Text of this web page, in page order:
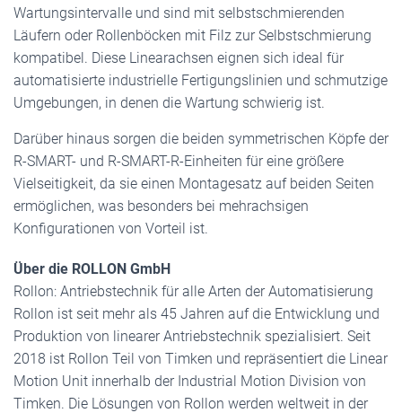
Wartungsintervalle und sind mit selbstschmierenden
Läufern oder Rollenböcken mit Filz zur Selbstschmierung
kompatibel. Diese Linearachsen eignen sich ideal für
automatisierte industrielle Fertigungslinien und schmutzige
Umgebungen, in denen die Wartung schwierig ist.
Darüber hinaus sorgen die beiden symmetrischen Köpfe der
R-SMART- und R-SMART-R-Einheiten für eine größere
Vielseitigkeit, da sie einen Montagesatz auf beiden Seiten
ermöglichen, was besonders bei mehrachsigen
Konfigurationen von Vorteil ist.
Über die ROLLON GmbH
Rollon: Antriebstechnik für alle Arten der Automatisierung
Rollon ist seit mehr als 45 Jahren auf die Entwicklung und
Produktion von linearer Antriebstechnik spezialisiert. Seit
2018 ist Rollon Teil von Timken und repräsentiert die Linear
Motion Unit innerhalb der Industrial Motion Division von
Timken. Die Lösungen von Rollon werden weltweit in der